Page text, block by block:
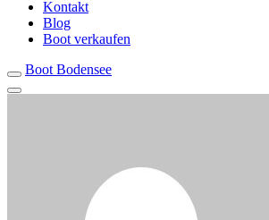
Kontakt
Blog
Boot verkaufen
Boot Bodensee